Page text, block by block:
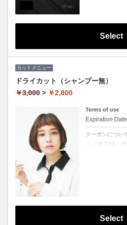
りを治すこと
Select
カットメニュー
ドライカット（シャンプー無）
￥3,000 > ￥2,800
Terms of use
Expiration Date
クーポンについ
※ご来店時に整
ンプーを追加
す。（＋1000
Select